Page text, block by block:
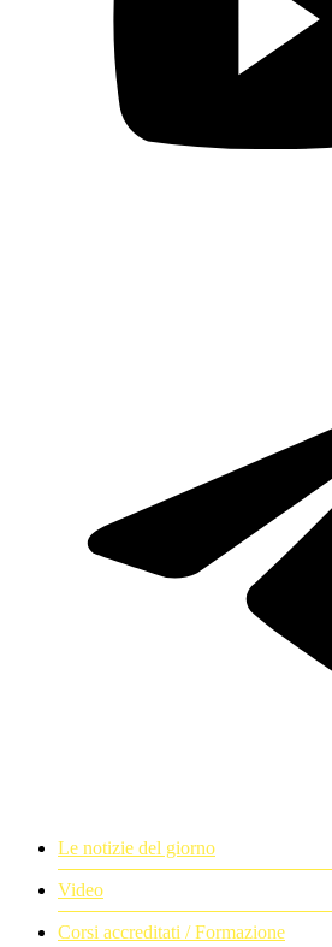
Le notizie del giorno
Video
Corsi accreditati / Formazione